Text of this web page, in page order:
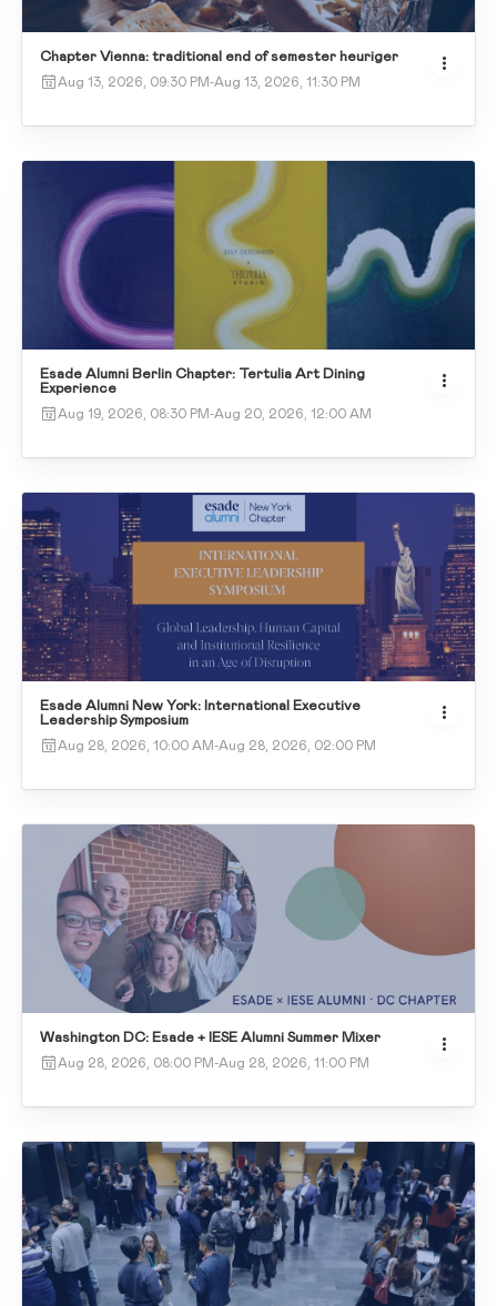
Chapter Vienna: traditional end of semester heuriger
Aug 13, 2026, 09:30 PM-Aug 13, 2026, 11:30 PM
Esade Alumni Berlin Chapter: Tertulia Art Dining
Experience
Aug 19, 2026, 08:30 PM-Aug 20, 2026, 12:00 AM
Esade Alumni New York: International Executive
Leadership Symposium
Aug 28, 2026, 10:00 AM-Aug 28, 2026, 02:00 PM
Washington DC: Esade + IESE Alumni Summer Mixer
Aug 28, 2026, 08:00 PM-Aug 28, 2026, 11:00 PM